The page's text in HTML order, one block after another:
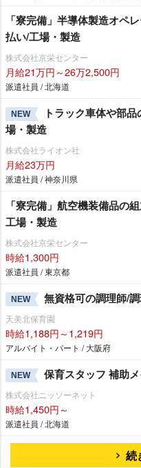
「寮完備」半導体製造オペ
払い/工場・製造
株式会社京栄センター
月給21万円～26万2,500円
派遣社員 / 北海道
NEW
トラック車体や部
場・製造
株式会社ライオン社
月給23万円
派遣社員 / 神奈川県
「寮完備」航空機装備品の
工場・製造
株式会社京栄センター
時給1,300円
派遣社員 / 東京都
NEW 無資格可の調理師/
天美北保育園
時給1,188円～1,219円
アルバイト・パート / 大阪府
NEW 保育スタッフ 補助
株式会社ニッソーネット
時給1,450円～
派遣社員 / 北海道
続